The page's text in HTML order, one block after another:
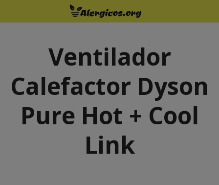
Ventilador
Calefactor Dyson
Pure Hot + Cool
Link